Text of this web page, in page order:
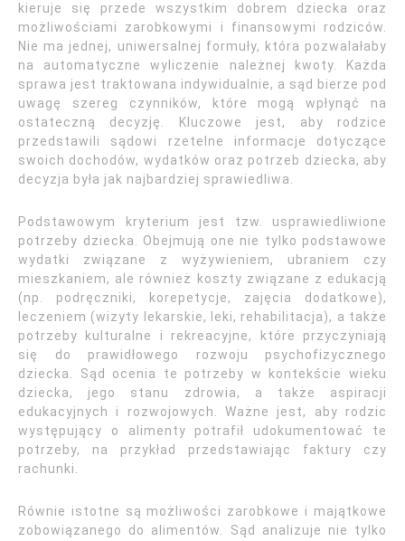
kieruje się przede wszystkim dobrem dziecka oraz
możliwościami zarobkowymi i finansowymi rodziców.
Nie ma jednej, uniwersalnej formuły, która pozwalałaby
na automatyczne wyliczenie należnej kwoty. Każda
sprawa jest traktowana indywidualnie, a sąd bierze pod
uwagę szereg czynników, które mogą wpłynąć na
ostateczną decyzję. Kluczowe jest, aby rodzice
przedstawili sądowi rzetelne informacje dotyczące
swoich dochodów, wydatków oraz potrzeb dziecka, aby
decyzja była jak najbardziej sprawiedliwa.
Podstawowym kryterium jest tzw. usprawiedliwione
potrzeby dziecka. Obejmują one nie tylko podstawowe
wydatki związane z wyżywieniem, ubraniem czy
mieszkaniem, ale również koszty związane z edukacją
(np. podręczniki, korepetycje, zajęcia dodatkowe),
leczeniem (wizyty lekarskie, leki, rehabilitacja), a także
potrzeby kulturalne i rekreacyjne, które przyczyniają
się do prawidłowego rozwoju psychofizycznego
dziecka. Sąd ocenia te potrzeby w kontekście wieku
dziecka, jego stanu zdrowia, a także aspiracji
edukacyjnych i rozwojowych. Ważne jest, aby rodzic
występujący o alimenty potrafił udokumentować te
potrzeby, na przykład przedstawiając faktury czy
rachunki.
Równie istotne są możliwości zarobkowe i majątkowe
zobowiązanego do alimentów. Sąd analizuje nie tylko